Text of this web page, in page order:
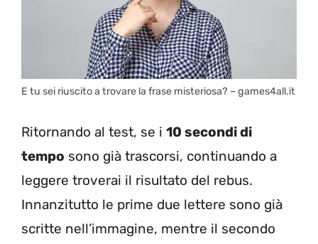
E tu sei riuscito a trovare la frase misteriosa? – games4all.it
Ritornando al test, se i 10 secondi di
tempo sono già trascorsi, continuando a
leggere troverai il risultato del rebus.
Innanzitutto le prime due lettere sono già
scritte nell’immagine, mentre il secondo